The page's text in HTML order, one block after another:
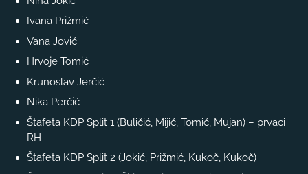
Ivana Prižmić
Vana Jović
Hrvoje Tomić
Krunoslav Jerčić
Nika Perčić
Štafeta KDP Split 1 (Buličić, Mijić, Tomić, Mujan) – prvaci
RH
Štafeta KDP Split 2 (Jokić, Prižmić, Kukoč, Kukoč)